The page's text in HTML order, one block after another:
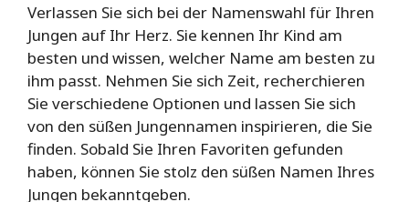
Verlassen Sie sich bei der Namenswahl für Ihren
Jungen auf Ihr Herz. Sie kennen Ihr Kind am
besten und wissen, welcher Name am besten zu
ihm passt. Nehmen Sie sich Zeit, recherchieren
Sie verschiedene Optionen und lassen Sie sich
von den süßen Jungennamen inspirieren, die Sie
finden. Sobald Sie Ihren Favoriten gefunden
haben, können Sie stolz den süßen Namen Ihres
Jungen bekanntgeben.